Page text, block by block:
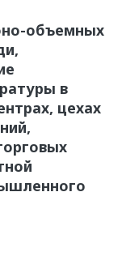
объемных
в
цехах